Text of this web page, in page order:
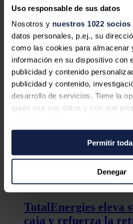
Uso responsable de sus datos
Nosotros y nuestros 1022 socios
datos personales, p.ej., su
como las cookies para almacenar
información en su dispositivo con
publicidad y contenido
publicidad y contenido,
desarrollo de servicios. Tiene la
quién usa sus datos y con qué
momento desde la Declaración
el Menú de consentimiento.
Si lo permite, también quisiéramos:
Recopilar información
geográfica que puede tener
metros
Identificar su dispositivo
Permitir
Denegar
amplía en un 60% la
transmisión eléctrica
Chile
Redacción06/08/2026
La generación de
total en China
Redacción30/07/2026
TotalEnergies eleva
caja y refuerza la